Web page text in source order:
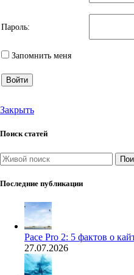
Пароль:
Запомнить меня
Войти
Закрыть
Поиск статей
Последние публикации
Pace Pro 2: 5 фактов о
27.07.2026